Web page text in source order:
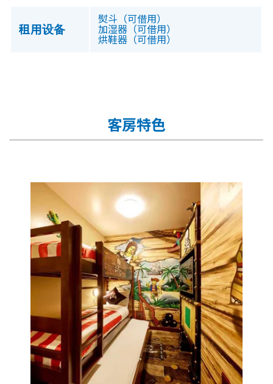
租用设备
熨斗（可借用）
加湿器（可借用）
烘鞋器（可借用）
客房特色